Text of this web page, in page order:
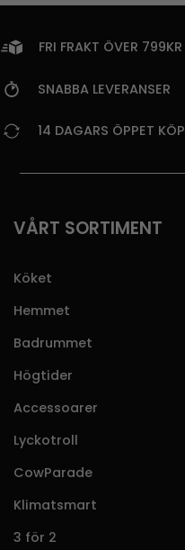
FRI FRAKT ÖVER 799KR
SNABBA LEVERANSER
14 DAGARS ÖPPET KÖP
VÅRT SORTIMENT
Köket
Hemmet
Badrummet
Högtider
Accessoarer
Lyckotroll
CowParade
Klimatsmart
3 för 2